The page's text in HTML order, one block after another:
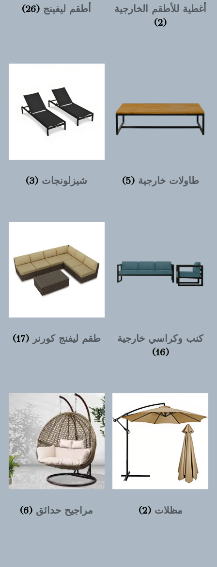
أطقم ليفينج (26)
أغطية للأطقم الخارجية
(2)
شيزلونجات (3) طاولات خارجية(5)
طقم ليفنج كورنر(17)
كنب وكراسي خارجية
(16)
مراجيح حدائق (6) مظلات(2)